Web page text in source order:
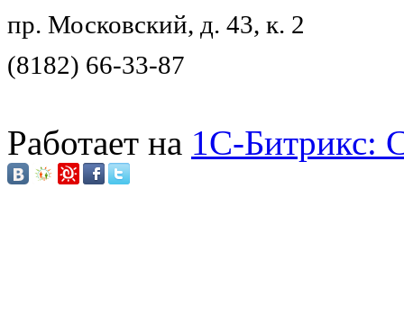
пр. Московский, д. 43, к. 2
(8182) 66-33-87
Работает на 1C-Битрикс: